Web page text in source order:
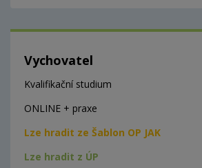
Vychovatel
Kvalifikační studium
ONLINE + praxe
Lze hradit ze Šablon OP JAK
Lze hradit z ÚP